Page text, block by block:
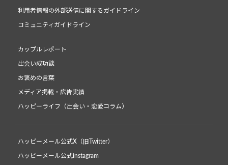
利用者情報の外部送信に関するガイドライン
コミュニティガイドライン
カップルレポート
出会い成功談
お褒めの言葉
メディア掲載・広告実績
ハッピーライフ（出会い・恋愛コラム）
ハッピーメール公式X（旧Twitter）
ハッピーメール公式instagram